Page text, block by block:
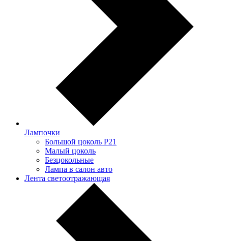
Лампочки
Большой цоколь P21
Малый цоколь
Безцокольные
Лампа в салон авто
Лента светоотражающая